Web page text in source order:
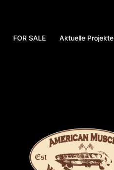
FOR SALE
Aktuelle Projekte